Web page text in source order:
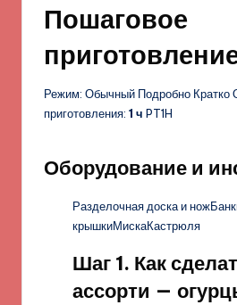
Пошаговое
Режим: Обычный Подробно Кратко
приготовления: 1 ч PT1H
Оборудование и
Разделочная доска и
крышкиМискаКастрюля
Шаг 1. Как
ассорти —